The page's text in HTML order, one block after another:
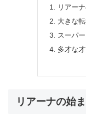
リアー
大きな
スーパ
多才な
リアーナの始